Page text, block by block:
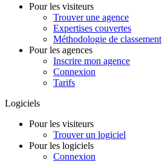
Pour les visiteurs
Trouver une agence
Expertises couvertes
Méthodologie de classement
Pour les agences
Inscrire mon agence
Connexion
Tarifs
Logiciels
Pour les visiteurs
Trouver un logiciel
Pour les logiciels
Connexion